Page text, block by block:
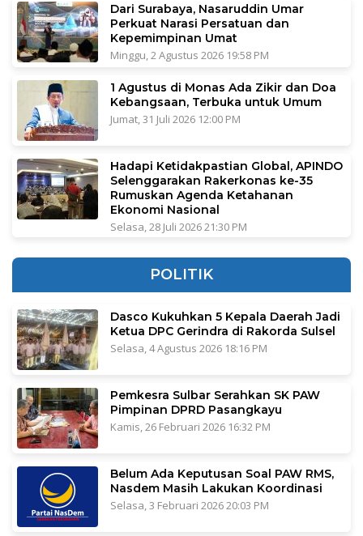
Dari Surabaya, Nasaruddin Umar
Perkuat Narasi Persatuan dan
Kepemimpinan Umat
Minggu, 2 Agustus 2026 19:58 PM
1 Agustus di Monas Ada Zikir dan Doa
Kebangsaan, Terbuka untuk Umum
Jumat, 31 Juli 2026 12:00 PM
Hadapi Ketidakpastian Global, APINDO
Selenggarakan Rakerkonas ke-35
Rumuskan Agenda Ketahanan
Ekonomi Nasional
Selasa, 28 Juli 2026 21:30 PM
POLITIK
Dasco Kukuhkan 5 Kepala Daerah Jadi
Ketua DPC Gerindra di Rakorda Sulsel
Selasa, 4 Agustus 2026 18:16 PM
Pemkesra Sulbar Serahkan SK PAW
Pimpinan DPRD Pasangkayu
Kamis, 26 Februari 2026 16:32 PM
Belum Ada Keputusan Soal PAW RMS,
Nasdem Masih Lakukan Koordinasi
Selasa, 3 Februari 2026 20:03 PM